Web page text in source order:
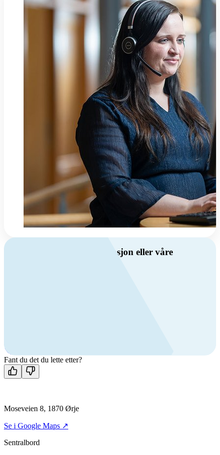
Har du spørsmål om ventilasjon eller våre
Kontakt oss
Fant du det du lette etter?
Moseveien 8, 1870 Ørje
Se i Google Maps ↗
Sentralbord